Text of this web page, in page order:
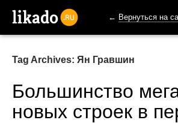
← Вернуться на
Tag Archives: Ян Гравшин
Большинство
новых строек в